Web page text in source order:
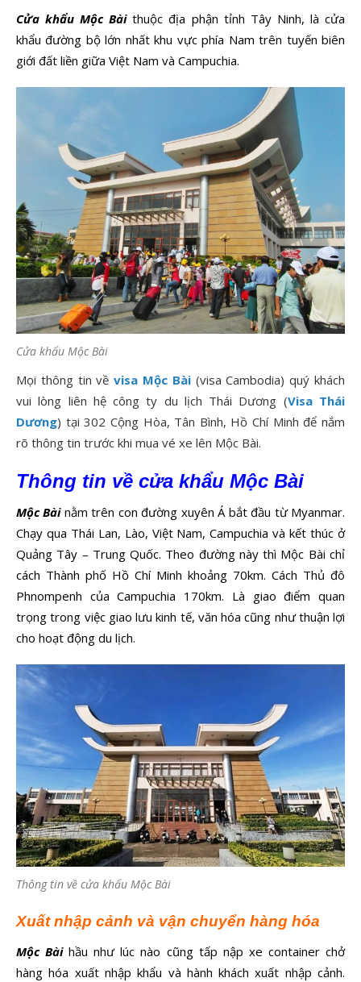
Cửa khẩu Mộc Bàithuộc địa phận tỉnh Tây Ninh, là cửa
khẩu đường bộ lớn nhất khu vực phía Nam trên tuyến biên
giới đất liền giữa Việt Nam và Campuchia.
Cửa khẩu Mộc Bài
Mọi thông tin vềvisa Mộc Bài(visa Cambodia) quý khách
vui lòng liên hệ công ty du lịch Thái Dương (Visa Thái
Dương) tại 302 Cộng Hòa, Tân Bình, Hồ Chí Minh để nắm
rõ thông tin trước khi mua vé xe lên Mộc Bài.
Thông tin về cửa khẩu Mộc Bài
Mộc Bàinằm trên con đường xuyên Á bắt đầu từ Myanmar.
Chạy qua Thái Lan, Lào, Việt Nam, Campuchia và kết thúc ở
Quảng Tây – Trung Quốc. Theo đường này thì Mộc Bài chỉ
cách Thành phố Hồ Chí Minh khoảng 70km. Cách Thủ đô
Phnompenh của Campuchia 170km. Là giao điểm quan
trọng trong việc giao lưu kinh tế, văn hóa cũng như thuận lợi
cho hoạt động du lịch.
Thông tin về cửa khẩu Mộc Bài
Xuất nhập cảnh và vận chuyển hàng hóa
Mộc Bàihầu như lúc nào cũng tấp nập xe container chở
hàng hóa xuất nhập khẩu và hành khách xuất nhập cảnh.